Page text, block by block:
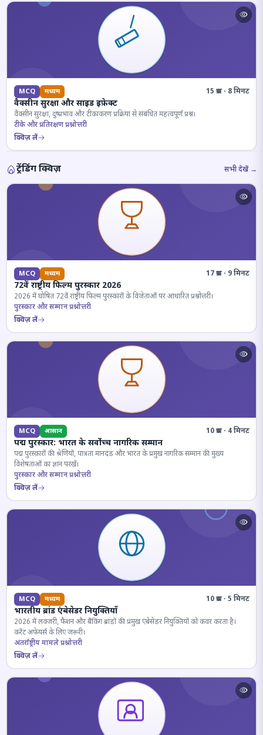
MCQ मध्यम 15 प्रश्न · 8 मिनट
वैक्सीन सुरक्षा और साइड इफ़ेक्ट
वैक्सीन सुरक्षा, दुष्प्रभाव और टीकाकरण प्रक्रिया से संबंधित महत्वपूर्ण प्रश्न।
टीके और प्रतिरक्षण प्रश्नोत्तरी
क्विज़ लें
ट्रेंडिंग क्विज़ सभी देखें →
MCQ मध्यम 17 प्रश्न · 9 मिनट
72वें राष्ट्रीय फिल्म पुरस्कार 2026
2026 में घोषित 72वें राष्ट्रीय फिल्म पुरस्कारों के विजेताओं पर आधारित प्रश्नोत्तरी।
पुरस्कार और सम्मान प्रश्नोत्तरी
क्विज़ लें
MCQ आसान 10 प्रश्न · 4 मिनट
पद्म पुरस्कार: भारत के सर्वोच्च नागरिक सम्मान
पद्म पुरस्कारों की श्रेणियों, पात्रता मानदंड और भारत के प्रमुख नागरिक सम्मान की मुख्य
विशेषताओं का ज्ञान परखें।
पुरस्कार और सम्मान प्रश्नोत्तरी
क्विज़ लें
MCQ मध्यम 10 प्रश्न · 5 मिनट
भारतीय ब्रांड एंबेसेडर नियुक्तियाँ
2026 में लक्जरी, फैशन और बैंकिंग ब्रांडों की प्रमुख एंबेसेडर नियुक्तियों को कवर करता है।
करेंट अफेयर्स के लिए जरूरी।
अंतर्राष्ट्रीय मामले प्रश्नोत्तरी
क्विज़ लें